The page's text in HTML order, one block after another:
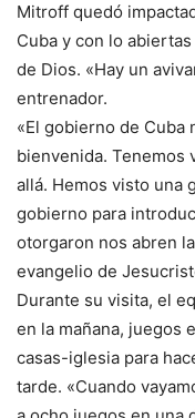
Mitroff quedó
Cuba y con lo
de Dios. «Hay un
entrenador.
«El gobierno de Cuba
bienvenida. Tenemos
allá. Hemos visto una
gobierno para
otorgaron nos abren
evangelio de
Durante su visita, el
en la mañana, juegos
casas-iglesia para
tarde. «Cuando